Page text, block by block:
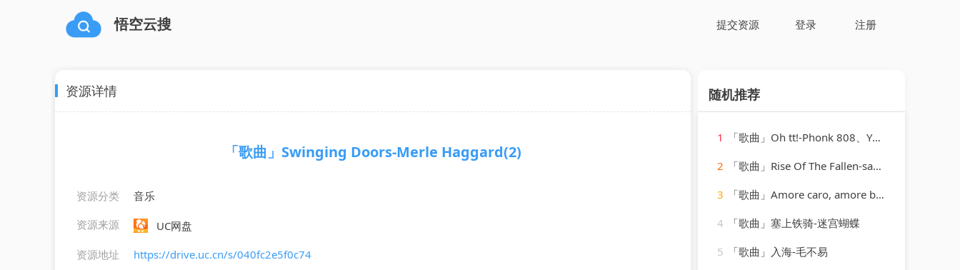
悟空云搜 提交资源 登录 注册
资源详情
「歌曲」Swinging Doors-Merle Haggard(2)
资源分类
音乐
资源来源
UC网盘
资源地址
https://drive.uc.cn/s/040fc2e5f0c74
随机推荐
1
「歌曲」Oh tt!-Phonk 808、YHK Sound
2
「歌曲」Rise Of The Fallen-sable sheep
3
「歌曲」Amore caro, amore bello-bruno lauzi
4
「歌曲」塞上铁骑-迷宫蝴蝶
5
「歌曲」入海-毛不易